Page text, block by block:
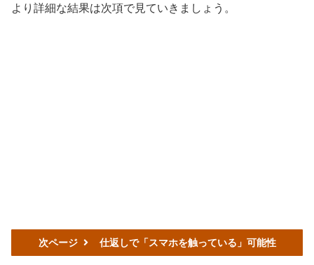
より詳細な結果は次項で見ていきましょう。
次ページ 仕返しで「スマホを触っている」可能性